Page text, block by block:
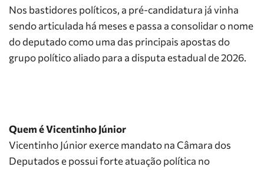
Nos bastidores políticos, a pré-candidatura já vinha
sendo articulada há meses e passa a consolidar o nome
do deputado como uma das principais apostas do
grupo político aliado para a disputa estadual de 2026.
Quem é Vicentinho Júnior
Vicentinho Júnior exerce mandato na Câmara dos
Deputados e possui forte atuação política no